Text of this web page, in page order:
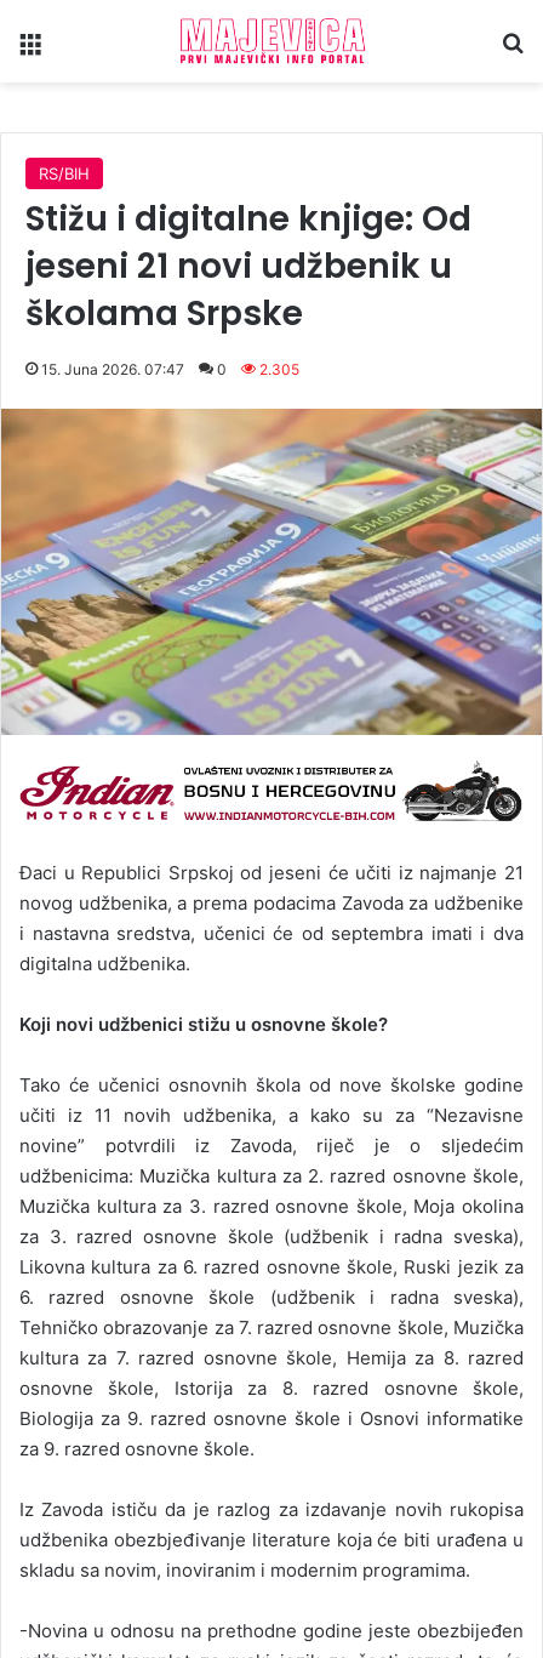
RS/BIH
Stižu i digitalne knjige: Od
jeseni 21 novi udžbenik u
školama Srpske
15. Juna 2026. 07:47 0 2.305
Đaci u Republici Srpskoj od jeseni će učiti iz najmanje 21
novog udžbenika, a prema podacima Zavoda za udžbenike
i nastavna sredstva, učenici će od septembra imati i dva
digitalna udžbenika.
Koji novi udžbenici stižu u osnovne škole?
Tako će učenici osnovnih škola od nove školske godine
učiti iz 11 novih udžbenika, a kako su za “Nezavisne
novine” potvrdili iz Zavoda, riječ je o sljedećim
udžbenicima: Muzička kultura za 2. razred osnovne škole,
Muzička kultura za 3. razred osnovne škole, Moja okolina
za 3. razred osnovne škole (udžbenik i radna sveska),
Likovna kultura za 6. razred osnovne škole, Ruski jezik za
6. razred osnovne škole (udžbenik i radna sveska),
Tehničko obrazovanje za 7. razred osnovne škole, Muzička
kultura za 7. razred osnovne škole, Hemija za 8. razred
osnovne škole, Istorija za 8. razred osnovne škole,
Biologija za 9. razred osnovne škole i Osnovi informatike
za 9. razred osnovne škole.
Iz Zavoda ističu da je razlog za izdavanje novih rukopisa
udžbenika obezbjeđivanje literature koja će biti urađena u
skladu sa novim, inoviranim i modernim programima.
-Novina u odnosu na prethodne godine jeste obezbijeđen